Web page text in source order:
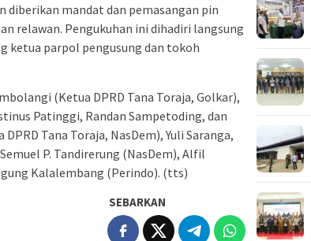
diberikan mandat dan pemasangan pin
relawan. Pengukuhan ini dihadiri langsung
ketua parpol pengusung dan tokoh
(Ketua DPRD Tana Toraja, Golkar),
Patinggi, Randan Sampetoding, dan
Tana Toraja, NasDem), Yuli Saranga,
P. Tandirerung (NasDem), Alfil
Kalalembang (Perindo). (tts)
SEBARKAN